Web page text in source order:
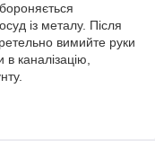
із металу. Після
вимийте руки
каналізацію,